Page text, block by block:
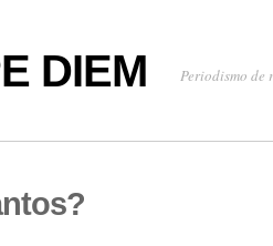
DIEM Periodismo